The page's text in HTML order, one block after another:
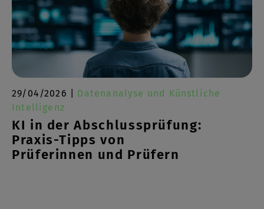
29/04/2026 | Datenanalyse und Künstliche
Intelligenz
KI in der Abschlussprüfung:
Praxis-Tipps von
Prüferinnen und Prüfern